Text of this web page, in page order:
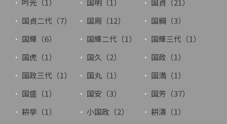
吟光（1）
国明（1）
国貞（21）
国貞二代（7）
国周（12）
国綱（3）
国輝（6）
国輝二代（1）
国輝三代（1）
国虎（1）
国久（2）
国政（1）
国政三代（1）
国丸（1）
国満（1）
国盛（1）
国安（3）
国芳（37）
耕挙（1）
小国政（2）
耕濤（1）